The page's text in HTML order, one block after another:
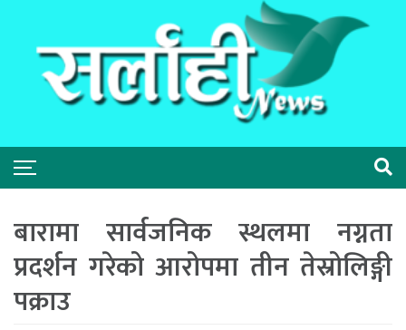
बारामा सार्वजनिक स्थलमा नग्नता
प्रदर्शन गरेको आरोपमा तीन तेस्रोलिङ्गी
पक्राउ